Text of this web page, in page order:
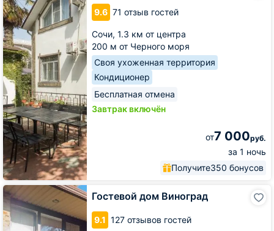
9.6 71 отзыв гостей
Сочи, 1.3 км от центра
200 м от Черного моря
Своя ухоженная территория
Кондиционер
Бесплатная отмена
Завтрак включён
от7 000руб.
за 1 ночь
Получите350 бонусов
Чайка
Гостевой дом Виноград
9.1 127 отзывов гостей
Гостевой
дом
Виноград